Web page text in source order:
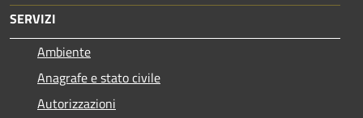
SERVIZI
Ambiente
Anagrafe e stato civile
Autorizzazioni